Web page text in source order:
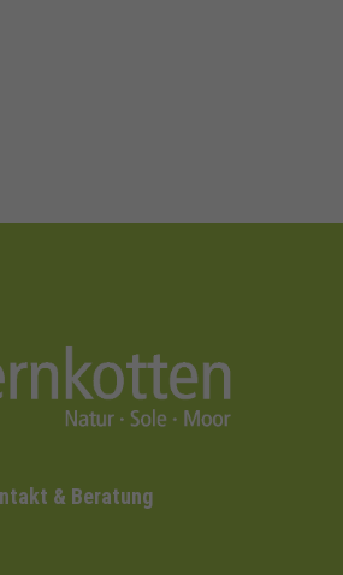
& Beratung